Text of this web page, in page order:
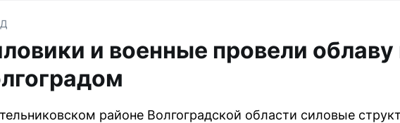
и военные провели
районе Волгоградской области силовые